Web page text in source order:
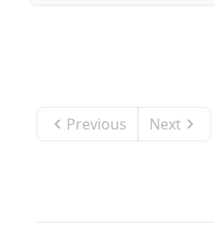
Previous Next